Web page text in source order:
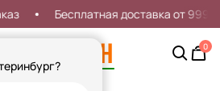
Бесплатная доставка от 999р
0